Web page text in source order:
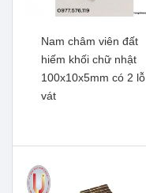
Nam châm đen Ferrite
Nam châm viên đất
hiếm khối chữ nhật
100x10x5mm có 2 lỗ
vát